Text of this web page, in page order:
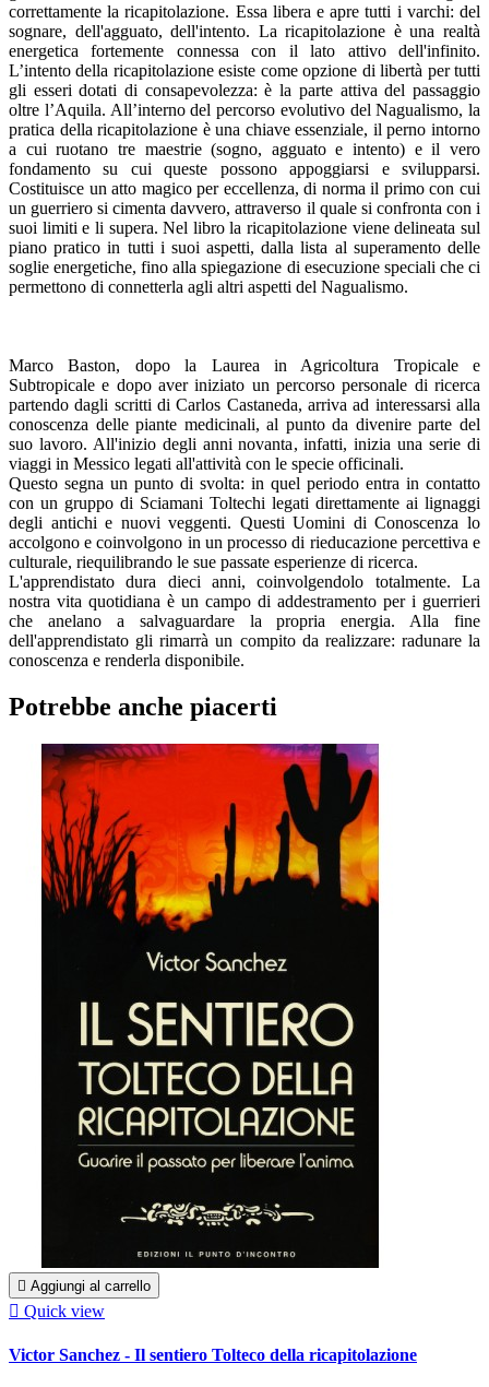
correttamente la ricapitolazione. Essa libera e apre tutti i varchi: del
sognare, dell'agguato, dell'intento. La ricapitolazione è una realtà
energetica fortemente connessa con il lato attivo dell'infinito.
L’intento della ricapitolazione esiste come opzione di libertà per tutti
gli esseri dotati di consapevolezza: è la parte attiva del passaggio
oltre l’Aquila. All’interno del percorso evolutivo del Nagualismo, la
pratica della ricapitolazione è una chiave essenziale, il perno intorno
a cui ruotano tre maestrie (sogno, agguato e intento) e il vero
fondamento su cui queste possono appoggiarsi e svilupparsi.
Costituisce un atto magico per eccellenza, di norma il primo con cui
un guerriero si cimenta davvero, attraverso il quale si confronta con i
suoi limiti e li supera. Nel libro la ricapitolazione viene delineata sul
piano pratico in tutti i suoi aspetti, dalla lista al superamento delle
soglie energetiche, fino alla spiegazione di esecuzione speciali che ci
permettono di connetterla agli altri aspetti del Nagualismo.
Marco Baston, dopo la Laurea in Agricoltura Tropicale e
Subtropicale e dopo aver iniziato un percorso personale di ricerca
partendo dagli scritti di Carlos Castaneda, arriva ad interessarsi alla
conoscenza delle piante medicinali, al punto da divenire parte del
suo lavoro. All'inizio degli anni novanta, infatti, inizia una serie di
viaggi in Messico legati all'attività con le specie officinali.
Questo segna un punto di svolta: in quel periodo entra in contatto
con un gruppo di Sciamani Toltechi legati direttamente ai lignaggi
degli antichi e nuovi veggenti. Questi Uomini di Conoscenza lo
accolgono e coinvolgono in un processo di rieducazione percettiva e
culturale, riequilibrando le sue passate esperienze di ricerca.
L'apprendistato dura dieci anni, coinvolgendolo totalmente. La
nostra vita quotidiana è un campo di addestramento per i guerrieri
che anelano a salvaguardare la propria energia. Alla fine
dell'apprendistato gli rimarrà un compito da realizzare: radunare la
conoscenza e renderla disponibile.
Potrebbe anche piacerti
 Aggiungi al carrello
 Quick view
Victor Sanchez - Il sentiero Tolteco della ricapitolazione